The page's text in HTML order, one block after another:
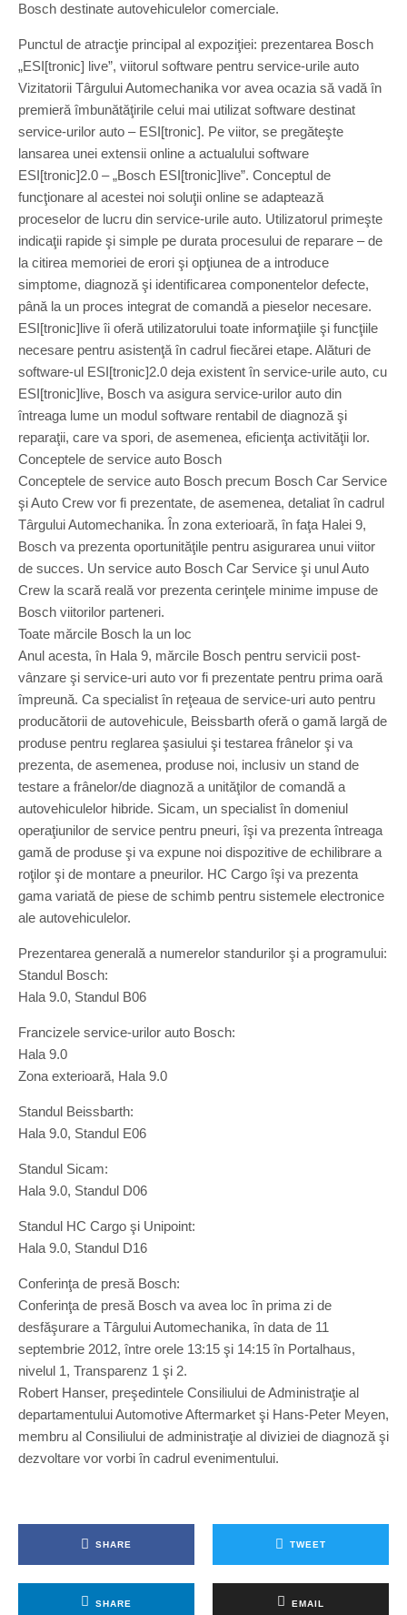
Bosch destinate autovehiculelor comerciale.
Punctul de atracţie principal al expoziţiei: prezentarea Bosch
„ESI[tronic] live”, viitorul software pentru service-urile auto
Vizitatorii Târgului Automechanika vor avea ocazia să vadă în
premieră îmbunătăţirile celui mai utilizat software destinat
service-urilor auto – ESI[tronic]. Pe viitor, se pregăteşte
lansarea unei extensii online a actualului software
ESI[tronic]2.0 – „Bosch ESI[tronic]live”. Conceptul de
funcţionare al acestei noi soluţii online se adaptează
proceselor de lucru din service-urile auto. Utilizatorul primeşte
indicaţii rapide şi simple pe durata procesului de reparare – de
la citirea memoriei de erori şi opţiunea de a introduce
simptome, diagnoză şi identificarea componentelor defecte,
până la un proces integrat de comandă a pieselor necesare.
ESI[tronic]live îi oferă utilizatorului toate informaţiile şi funcţiile
necesare pentru asistenţă în cadrul fiecărei etape. Alături de
software-ul ESI[tronic]2.0 deja existent în service-urile auto, cu
ESI[tronic]live, Bosch va asigura service-urilor auto din
întreaga lume un modul software rentabil de diagnoză şi
reparaţii, care va spori, de asemenea, eficienţa activităţii lor.
Conceptele de service auto Bosch
Conceptele de service auto Bosch precum Bosch Car Service
şi Auto Crew vor fi prezentate, de asemenea, detaliat în cadrul
Târgului Automechanika. În zona exterioară, în faţa Halei 9,
Bosch va prezenta oportunităţile pentru asigurarea unui viitor
de succes. Un service auto Bosch Car Service şi unul Auto
Crew la scară reală vor prezenta cerinţele minime impuse de
Bosch viitorilor parteneri.
Toate mărcile Bosch la un loc
Anul acesta, în Hala 9, mărcile Bosch pentru servicii post-
vânzare şi service-uri auto vor fi prezentate pentru prima oară
împreună. Ca specialist în reţeaua de service-uri auto pentru
producătorii de autovehicule, Beissbarth oferă o gamă largă de
produse pentru reglarea şasiului şi testarea frânelor şi va
prezenta, de asemenea, produse noi, inclusiv un stand de
testare a frânelor/de diagnoză a unităţilor de comandă a
autovehiculelor hibride. Sicam, un specialist în domeniul
operaţiunilor de service pentru pneuri, îşi va prezenta întreaga
gamă de produse şi va expune noi dispozitive de echilibrare a
roţilor şi de montare a pneurilor. HC Cargo îşi va prezenta
gama variată de piese de schimb pentru sistemele electronice
ale autovehiculelor.
Prezentarea generală a numerelor standurilor şi a programului:
Standul Bosch:
Hala 9.0, Standul B06
Francizele service-urilor auto Bosch:
Hala 9.0
Zona exterioară, Hala 9.0
Standul Beissbarth:
Hala 9.0, Standul E06
Standul Sicam:
Hala 9.0, Standul D06
Standul HC Cargo şi Unipoint:
Hala 9.0, Standul D16
Conferinţa de presă Bosch:
Conferinţa de presă Bosch va avea loc în prima zi de
desfăşurare a Târgului Automechanika, în data de 11
septembrie 2012, între orele 13:15 şi 14:15 în Portalhaus,
nivelul 1, Transparenz 1 şi 2.
Robert Hanser, preşedintele Consiliului de Administraţie al
departamentului Automotive Aftermarket şi Hans-Peter Meyen,
membru al Consiliului de administraţie al diviziei de diagnoză şi
dezvoltare vor vorbi în cadrul evenimentului.
SHARE TWEET
SHARE EMAIL